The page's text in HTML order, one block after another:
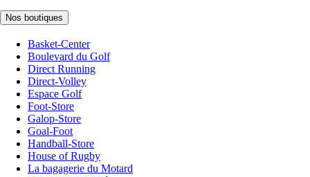
Nos boutiques
Basket-Center
Boulevard du Golf
Direct Running
Direct-Volley
Espace Golf
Foot-Store
Galop-Store
Goal-Foot
Handball-Store
House of Rugby
La bagagerie du Motard